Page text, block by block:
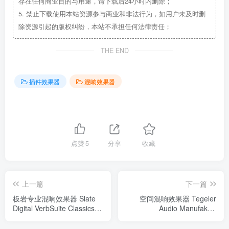
5. 禁止下载使用本站资源参与商业和非法行为，如用户未及时删
除资源引起的版权纠纷，本站不承担任何法律责任；
THE END
插件效果器 混响效果器
点赞5 分享 收藏
上一篇
板岩专业混响效果器 Slate
Digital VerbSuite Classics
下一篇
空间混响效果器 Tegeler
Audio Manufaktur